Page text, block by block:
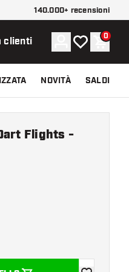
140.000+ recensioni
clienti Account
La mia lista
0
NOVITÀ SALDI
Flights -